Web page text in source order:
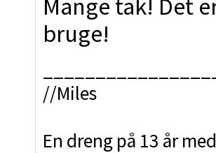
bruge!
//Miles
En dreng på 13 år